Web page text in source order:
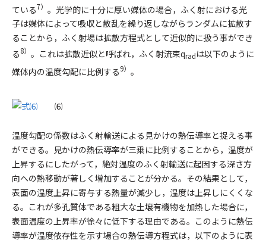
ている7） 。光学的に十分に厚い媒体の場合，ふく射における光
子は媒体によって吸収と散乱を繰り返しながらランダムに拡散す
ることから，ふく射場は拡散方程式として近似的に扱う事ができ
る8） 。これは拡散近似と呼ばれ，ふく射流束qradは以下のように
媒体内の温度勾配に比例する9） 。
⑹
温度勾配の係数はふく射輸送による見かけの熱伝導率と捉える事
ができる。見かけの熱伝導率が三乗に比例することから，温度が
上昇するにしたがって，絶対温度のふく射輸送に起因する深さ方
向への熱移動が著しく増加することが分かる。その結果として，
表面の温度上昇に寄与する熱量が減少し，温度は上昇しにくくな
る。これが多孔質体である粗大な土壌有機物を加熱した場合に，
表面温度の上昇率が徐々に低下する理由である。このように熱伝
導率が温度依存性を示す場合の熱伝導方程式は，以下のように表